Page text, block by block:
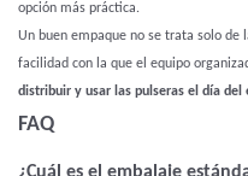
opción más práctica.
Un buen empaque no se trata solo de
facilidad con la que el equipo
distribuir y usar las pulseras el día del
FAQ